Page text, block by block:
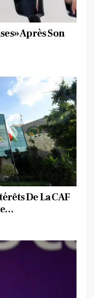
Après Son
De La CAF